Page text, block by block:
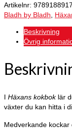
Artikelnr:
Bladh by Bladh
Beskrivning
Övrig
I Häxans kokboklär
växter du kan hitta i
Medverkande